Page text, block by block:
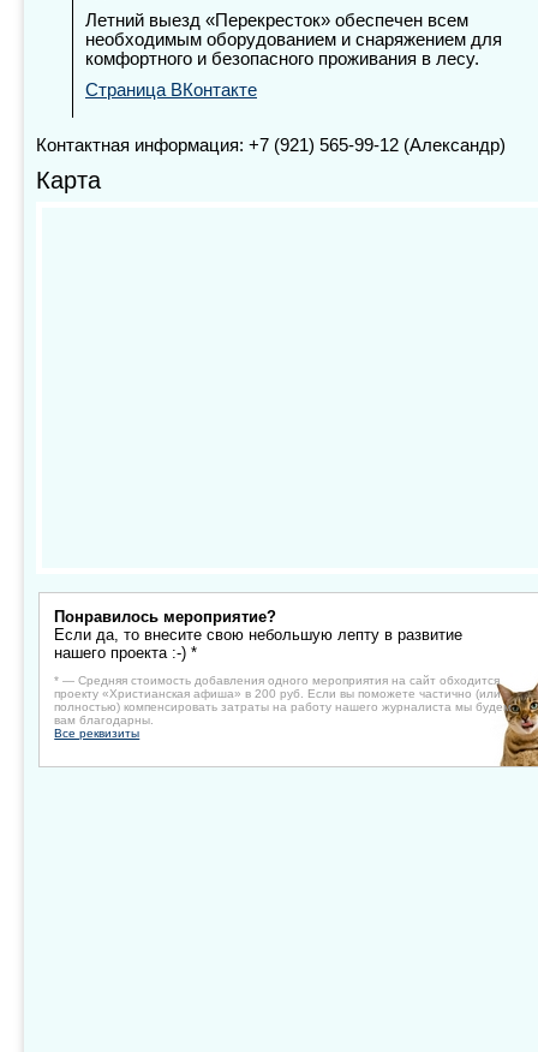
Летний выезд «Перекресток» обеспечен всем
необходимым оборудованием и снаряжением для
комфортного и безопасного проживания в лесу.
Страница ВКонтакте
Контактная информация: +7 (921) 565-99-12 (Александр)
Карта
Понравилось мероприятие?
Если да, то внесите свою небольшую лепту в развитие
нашего проекта :-) *
* — Средняя стоимость добавления одного мероприятия на сайт обходится
проекту «Христианская афиша» в 200 руб. Если вы поможете частично (или
полностью) компенсировать затраты на работу нашего журналиста мы будем
вам благодарны.
Все реквизиты